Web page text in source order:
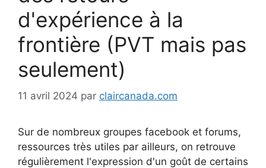
d'expérience à la
frontière (PVT mais pas
seulement)
11 avril 2024 par claircanada.com
Sur de nombreux groupes facebook et forums,
ressources très utiles par ailleurs, on retrouve
régulièrement l'expression d'un goût de certains